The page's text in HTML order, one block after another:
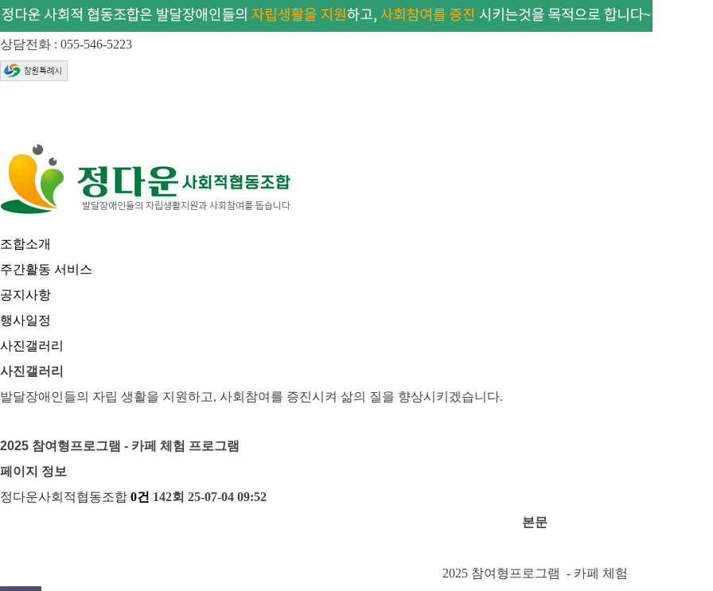
상담전화 : 055-546-5223
조합소개
주간활동 서비스
공지사항
행사일정
사진갤러리
사진갤러리
발달장애인들의 자립 생활을 지원하고, 사회참여를 증진시켜 삶의 질을 향상시키겠습니다.
2025 참여형프로그램 - 카페 체험 프로그램
페이지 정보
정다운사회적협동조합 0건 142회 25-07-04 09:52
본문
2025 참여형프로그램 - 카페 체험